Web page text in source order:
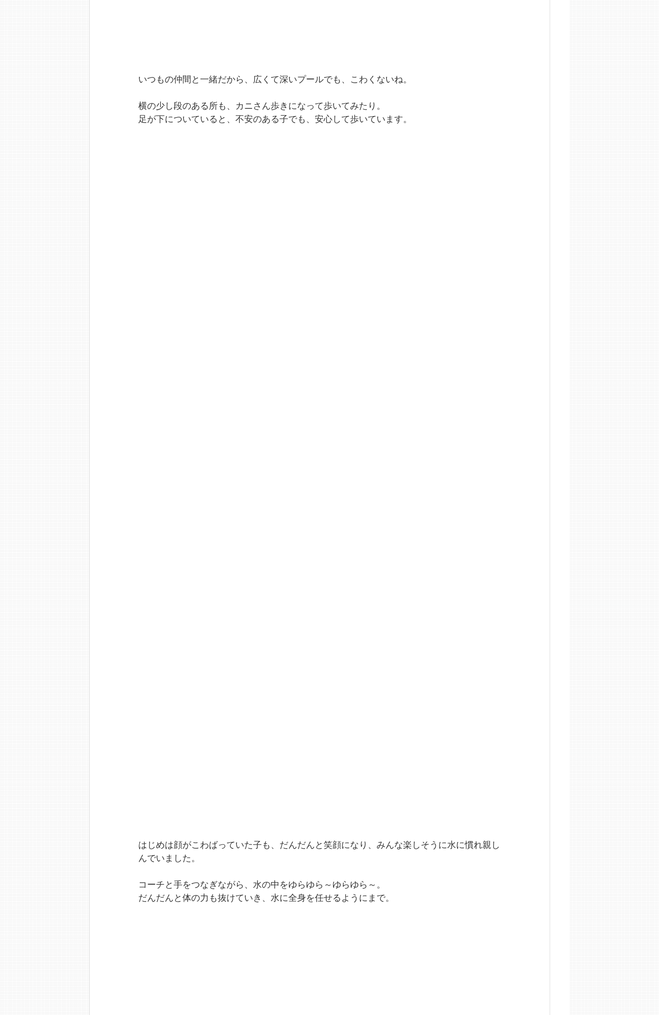
いつもの仲間と一緒だから、広くて深いプールでも、こわくないね。
横の少し段のある所も、カニさん歩きになって歩いてみたり。
足が下についていると、不安のある子でも、安心して歩いています。
はじめは顔がこわばっていた子も、だんだんと笑顔になり、みんな楽しそうに水に慣れ親し
んでいました。
コーチと手をつなぎながら、水の中をゆらゆら～ゆらゆら～。
だんだんと体の力も抜けていき、水に全身を任せるようにまで。